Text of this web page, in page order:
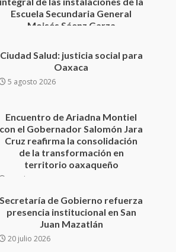
5 agosto 2026
con el Gobernador Salomón Jara
Cruz reafirma la consolidación
de la transformación en
Secretaría de Gobierno refuerza
presencia institucional en San
Juan Mazatlán
20 julio 2026
Sanciona Municipio de Oaxaca
de Juárez caso de maltrato
animal tras denuncia ciudadana
16 julio 2026